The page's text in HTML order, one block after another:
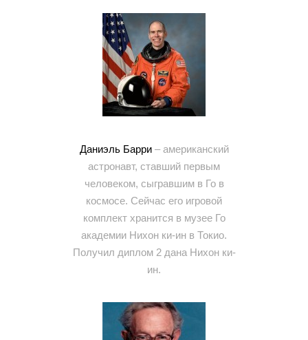
Даниэль Барри– американский
астронавт, ставший первым
человеком, сыгравшим в Го в
космосе. Сейчас его игровой
комплект хранится в музее Го
академии Нихон ки-ин в Токио.
Получил диплом 2 дана Нихон ки-
ин.